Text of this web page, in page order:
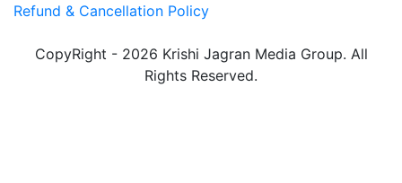
Refund & Cancellation Policy
CopyRight - 2026 Krishi Jagran Media Group. All
Rights Reserved.